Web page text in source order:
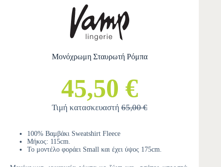
Μονόχρωμη Σταυρωτή Ρόμπα
45,50 €
Τιμή κατασκευαστή65,00 €
100% Βαμβάκι Sweatshirt Fleece
Μήκος: 115cm.
Το μοντέλο φοράει Small και έχει ύψος 175cm.